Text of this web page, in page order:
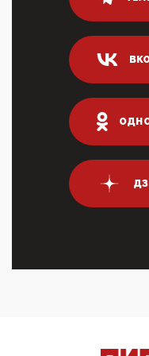
80% сирийцев в ФРГ
04:47, 10 Апреля 2026
ИНН для переводов
логических
переводах по ...
03:35, 10 Апреля 2026
Суммарное
крупных банках по
03:01, 10 Апреля 2026
Террорист и убийца
что союзники
входМошенники